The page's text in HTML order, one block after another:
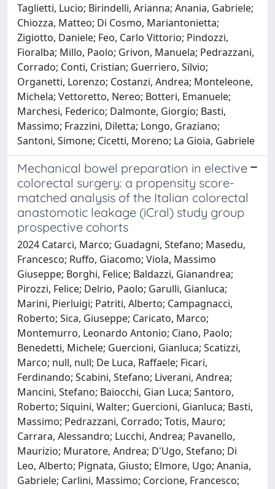
Taglietti, Lucio; Birindelli, Arianna; Anania, Gabriele;
Chiozza, Matteo; Di Cosmo, Mariantonietta;
Zigiotto, Daniele; Feo, Carlo Vittorio; Pindozzi,
Fioralba; Millo, Paolo; Grivon, Manuela; Pedrazzani,
Corrado; Conti, Cristian; Guerriero, Silvio;
Organetti, Lorenzo; Costanzi, Andrea; Monteleone,
Michela; Vettoretto, Nereo; Botteri, Emanuele;
Marchesi, Federico; Dalmonte, Giorgio; Basti,
Massimo; Frazzini, Diletta; Longo, Graziano;
Santoni, Simone; Cicetti, Moreno; La Gioia, Gabriele
Mechanical bowel preparation in elective
colorectal surgery: a propensity score-
matched analysis of the Italian colorectal
anastomotic leakage (iCral) study group
prospective cohorts
2024 Catarci, Marco; Guadagni, Stefano; Masedu,
Francesco; Ruffo, Giacomo; Viola, Massimo
Giuseppe; Borghi, Felice; Baldazzi, Gianandrea;
Pirozzi, Felice; Delrio, Paolo; Garulli, Gianluca;
Marini, Pierluigi; Patriti, Alberto; Campagnacci,
Roberto; Sica, Giuseppe; Caricato, Marco;
Montemurro, Leonardo Antonio; Ciano, Paolo;
Benedetti, Michele; Guercioni, Gianluca; Scatizzi,
Marco; null, null; De Luca, Raffaele; Ficari,
Ferdinando; Scabini, Stefano; Liverani, Andrea;
Mancini, Stefano; Baiocchi, Gian Luca; Santoro,
Roberto; Siquini, Walter; Guercioni, Gianluca; Basti,
Massimo; Pedrazzani, Corrado; Totis, Mauro;
Carrara, Alessandro; Lucchi, Andrea; Pavanello,
Maurizio; Muratore, Andrea; D'Ugo, Stefano; Di
Leo, Alberto; Pignata, Giusto; Elmore, Ugo; Anania,
Gabriele; Carlini, Massimo; Corcione, Francesco;